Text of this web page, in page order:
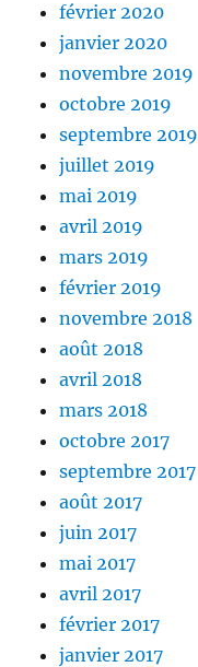
février 2020
janvier 2020
novembre 2019
octobre 2019
septembre 2019
juillet 2019
mai 2019
avril 2019
mars 2019
février 2019
novembre 2018
août 2018
avril 2018
mars 2018
octobre 2017
septembre 2017
août 2017
juin 2017
mai 2017
avril 2017
février 2017
janvier 2017